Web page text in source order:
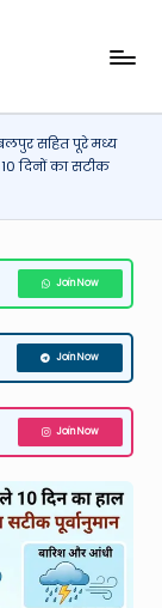
सहित पूरे मध्य
दिनों का सटीक
Join Now
Join Now
Join Now